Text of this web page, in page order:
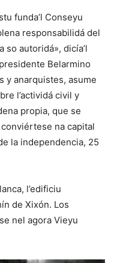
funda’l Conseyu
responsabilidá del
autoridá», dicía’l
Belarmino
y anarquistes, asume
l’actividá civil y
propia, que se
na capital
la independencia, 25
l’edificiu
de Xixón. Los
nel agora Vieyu